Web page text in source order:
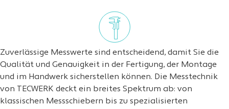
Zuverlässige Messwerte sind entscheidend, damit Sie die
Qualität und Genauigkeit in der Fertigung, der Montage
und im Handwerk sicherstellen können. Die Messtechnik
von TECWERK deckt ein breites Spektrum ab: von
klassischen Messschiebern bis zu spezialisierten